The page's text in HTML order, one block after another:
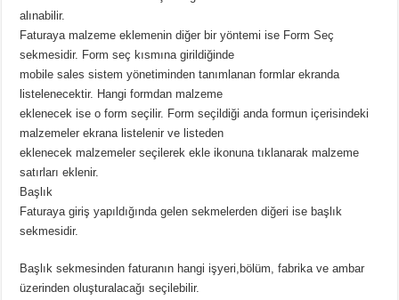
alınabilir.
Faturaya malzeme eklemenin diğer bir yöntemi ise Form Seç
sekmesidir. Form seç kısmına girildiğinde
mobile sales sistem yönetiminden tanımlanan formlar ekranda
listelenecektir. Hangi formdan malzeme
eklenecek ise o form seçilir. Form seçildiği anda formun içerisindeki
malzemeler ekrana listelenir ve listeden
eklenecek malzemeler seçilerek ekle ikonuna tıklanarak malzeme
satırları eklenir.
Başlık
Faturaya giriş yapıldığında gelen sekmelerden diğeri ise başlık
sekmesidir.
Başlık sekmesinden faturanın hangi işyeri,bölüm, fabrika ve ambar
üzerinden oluşturalacağı seçilebilir.